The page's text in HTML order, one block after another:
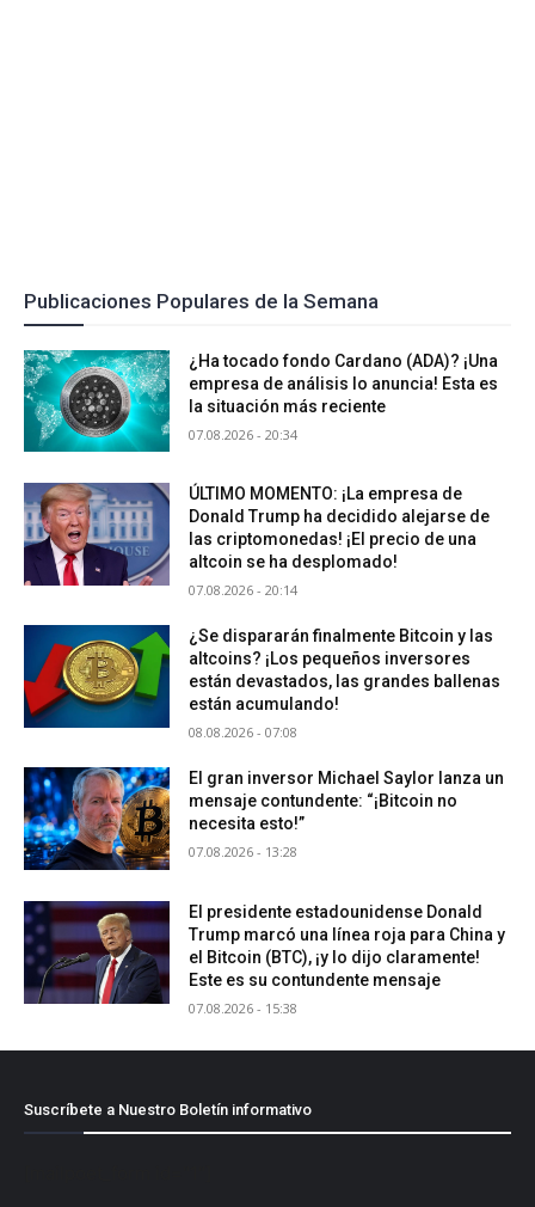
Publicaciones Populares de la Semana
¿Ha tocado fondo Cardano (ADA)? ¡Una
empresa de análisis lo anuncia! Esta es
la situación más reciente
07.08.2026 - 20:34
ÚLTIMO MOMENTO: ¡La empresa de
Donald Trump ha decidido alejarse de
las criptomonedas! ¡El precio de una
altcoin se ha desplomado!
07.08.2026 - 20:14
¿Se dispararán finalmente Bitcoin y las
altcoins? ¡Los pequeños inversores
están devastados, las grandes ballenas
están acumulando!
08.08.2026 - 07:08
El gran inversor Michael Saylor lanza un
mensaje contundente: “¡Bitcoin no
necesita esto!”
07.08.2026 - 13:28
El presidente estadounidense Donald
Trump marcó una línea roja para China y
el Bitcoin (BTC), ¡y lo dijo claramente!
Este es su contundente mensaje
07.08.2026 - 15:38
Suscríbete a Nuestro Boletín informativo